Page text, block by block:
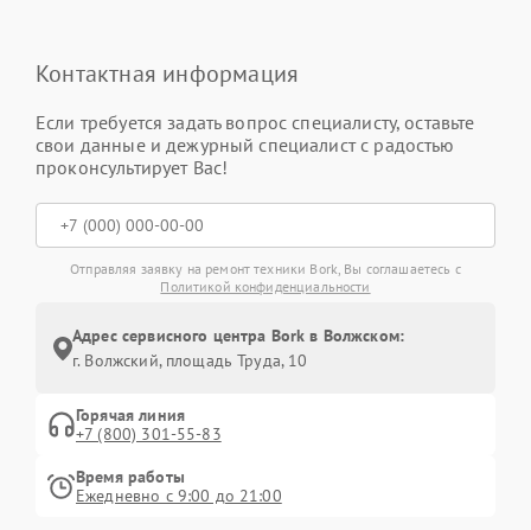
Контактная информация
Если требуется задать вопрос специалисту, оставьте
свои данные и дежурный специалист с радостью
проконсультирует Вас!
Отправляя заявку на ремонт техники Bork, Вы соглашаетесь с
Политикой конфиденциальности
Адрес сервисного центра Bork в Волжском:
г. Волжский, площадь Труда, 10
Горячая линия
+7 (800) 301-55-83
Время работы
Ежедневно с 9:00 до 21:00